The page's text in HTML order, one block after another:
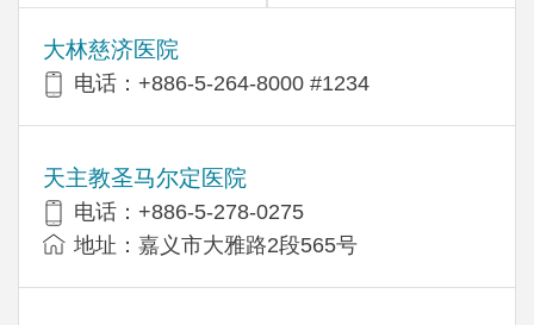
大林慈济医院
电话：+886-5-264-8000 #1234
天主教圣马尔定医院
电话：+886-5-278-0275
地址：嘉义市大雅路2段565号